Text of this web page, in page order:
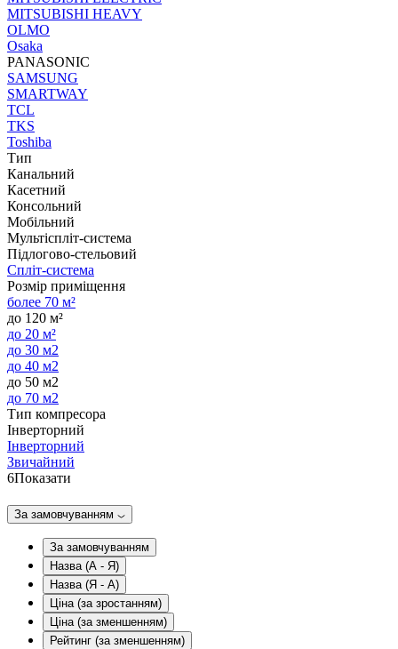
MITSUBISHI HEAVY
OLMO
Osaka
PANASONIC
SAMSUNG
SMARTWAY
TCL
TKS
Toshiba
Тип
Канальний
Касетний
Консольний
Мобільний
Мультіспліт-система
Підлогово-стельовий
Спліт-система
Розмір приміщення
более 70 м²
до 120 м²
до 20 м²
до 30 м2
до 40 м2
до 50 м2
до 70 м2
Тип компресора
Інверторний
Інверторний
Звичайний
6Показати
За замовчуванням
За замовчуванням
Назва (А - Я)
Назва (Я - А)
Ціна (за зростанням)
Ціна (за зменшенням)
Рейтинг (за зменшенням)